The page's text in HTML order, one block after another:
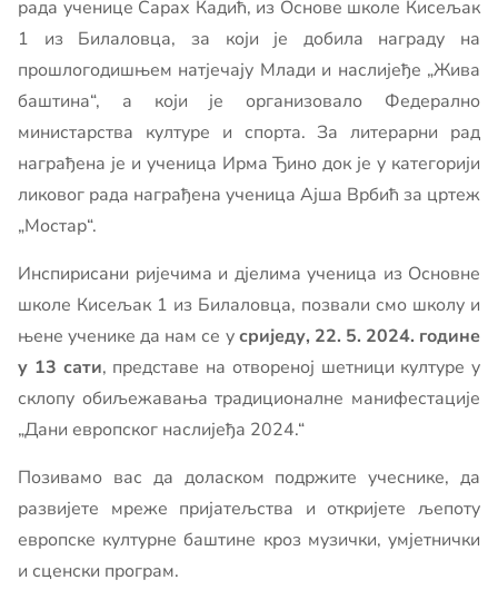
рада ученице Сарах Кадић, из Основе школе Кисељак
1 из Билаловца, за који је добила награду на
прошлогодишњем натјечају Млади и наслијеђе „Жива
баштина“, а који је организовало Федерално
министарства културе и спорта. За литерарни рад
награђена је и ученица Ирма Ђино док је у категорији
ликовог рада награђена ученица Ајша Врбић за цртеж
„Мостар“.
Инспирисани ријечима и дјелима ученица из Основне
школе Кисељак 1 из Билаловца, позвали смо школу и
њене ученике да нам се усриједу, 22. 5. 2024. године
у 13 сати, представе на отвореној шетници културе у
склопу обиљежавања традиционалне манифестације
„Дани европског наслијеђа 2024.“
Позивамо вас да доласком подржите учеснике, да
развијете мреже пријатељства и откријете љепоту
европске културне баштине кроз музички, умјетнички
и сценски програм.